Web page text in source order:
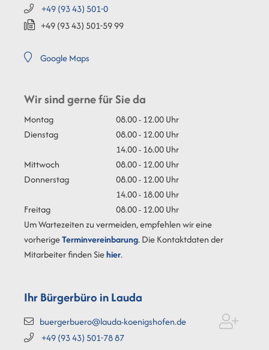
+49 (9343) 501-0
+49 (9343) 501-5999
Google Maps
Wir sind gerne für Sie da
Montag
08.00 - 12.00 Uhr
Dienstag
08.00 - 12.00 Uhr
14.00 - 16.00 Uhr
Mittwoch
08.00 - 12.00 Uhr
Donnerstag
08.00 - 12.00 Uhr
14.00 - 18.00 Uhr
Freitag
08.00 - 12.00 Uhr
Um Wartezeiten zu vermeiden, empfehlen wir eine
vorherigeTerminvereinbarung. Die Kontaktdaten der
Mitarbeiter finden Siehier.
Ihr Bürgerbüro in Lauda
buergerbuero@lauda-koenigshofen.de
+49 (9343) 501-7887